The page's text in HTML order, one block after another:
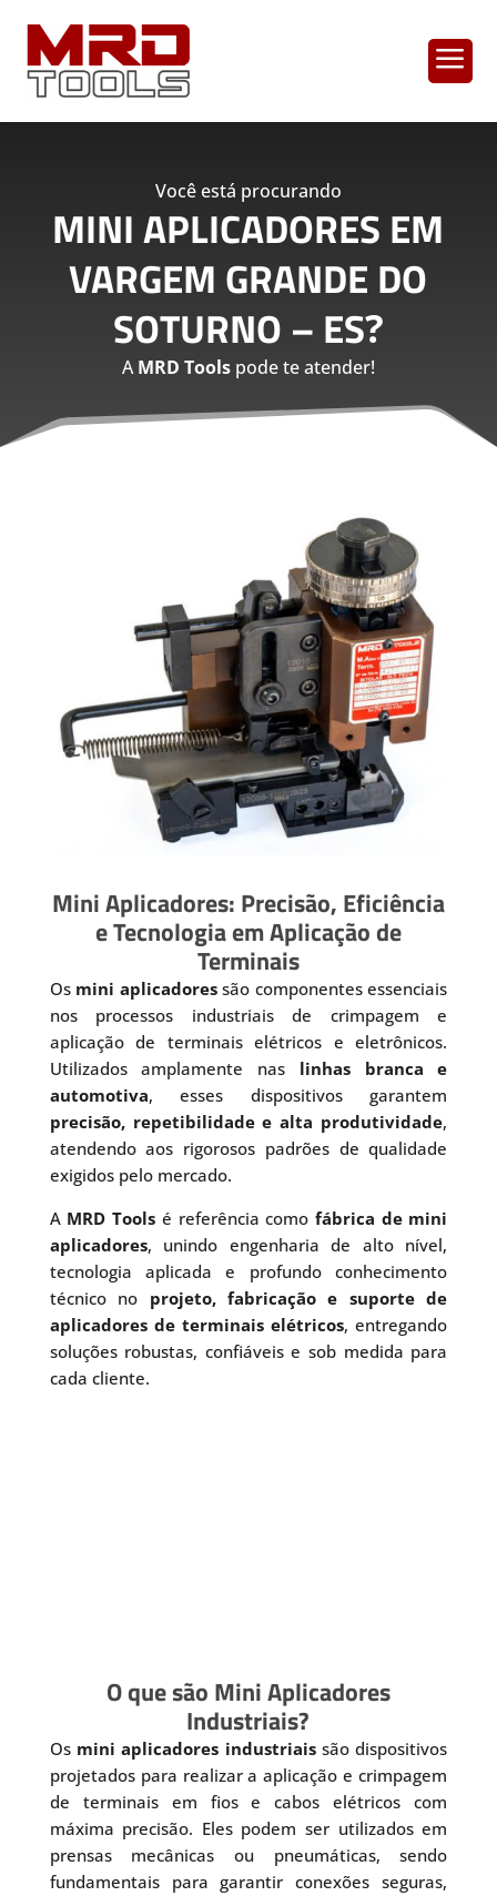
a
Você está procurando
MINI APLICADORES EM
VARGEM GRANDE DO
SOTURNO – ES?
AMRD Toolspode te atender!
Mini Aplicadores: Precisão, Eficiência
e Tecnologia em Aplicação de
Terminais
Os mini aplicadoressão componentes essenciais
nos processos industriais de crimpagem e
aplicação de terminais elétricos e eletrônicos.
Utilizados amplamente nas linhas branca e
automotiva, esses dispositivos garantem
precisão, repetibilidade e alta produtividade,
atendendo aos rigorosos padrões de qualidade
exigidos pelo mercado.
A MRD Tools é referência como fábrica de mini
aplicadores, unindo engenharia de alto nível,
tecnologia aplicada e profundo conhecimento
técnico no projeto, fabricação e suporte de
aplicadores de terminais elétricos, entregando
soluções robustas, confiáveis e sob medida para
cada cliente.
O que são Mini Aplicadores
Industriais?
Os mini aplicadores industriaissão dispositivos
projetados para realizar a aplicação e crimpagem
de terminais em fios e cabos elétricos com
máxima precisão. Eles podem ser utilizados em
prensas mecânicas ou pneumáticas, sendo
fundamentais para garantir conexões seguras,